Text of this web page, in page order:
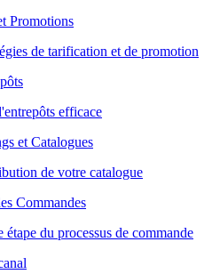
Promotions
de tarification et de promotion
efficace
et Catalogues
de votre catalogue
Commandes
étape du processus de commande